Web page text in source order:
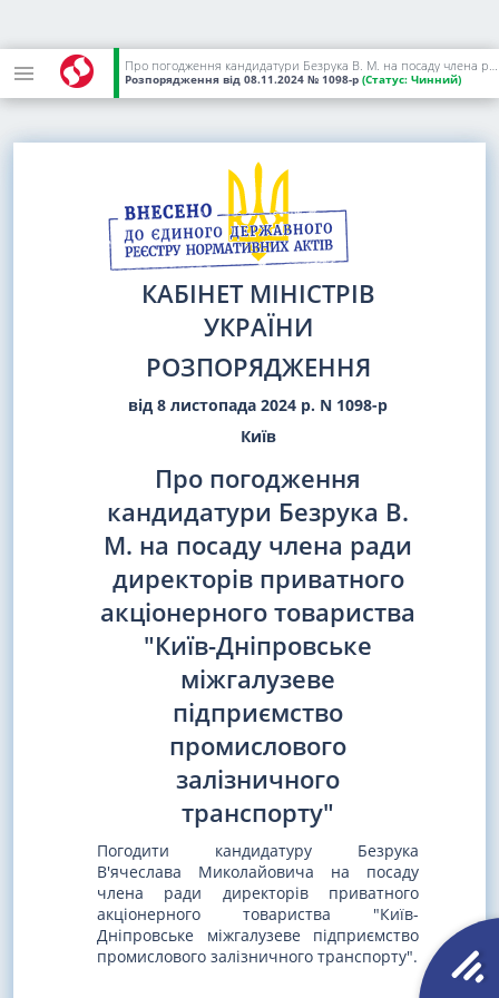
Про погодження кандидатури Безрука В. М. на посаду члена ради директорів приватного акціонерного товариства "Київ-Дніпровське міжгалузеве підприємство промислового залізничного транспорту"
Розпорядження від 08.11.2024 № 1098-р (Статус: Чинний)
КАБІНЕТ МІНІСТРІВ
УКРАЇНИ
РОЗПОРЯДЖЕННЯ
від 8 листопада 2024 р. N 1098-р
Київ
Про погодження
кандидатури Безрука В.
М. на посаду члена ради
директорів приватного
акціонерного товариства
"Київ-Дніпровське
міжгалузеве
підприємство
промислового
залізничного
транспорту"
Погодити кандидатуру Безрука
В'ячеслава Миколайовича на посаду
члена ради директорів приватного
акціонерного товариства "Київ-
Дніпровське міжгалузеве підприємство
промислового залізничного транспорту".